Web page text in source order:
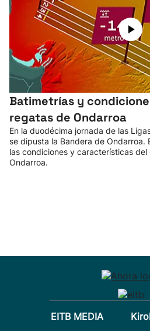
Batimetrías y
regatas de Ondarroa
En la duodécima jornada de las
se dipusta la Bandera de Ondarroa.
las condiciones y características
Ondarroa.
EITB MEDIA